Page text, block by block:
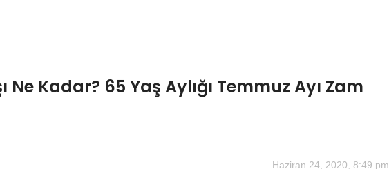
Ne Kadar? 65 Yaş Aylığı Temmuz Ayı Zam
Haziran 24, 2020, 8:49 pm